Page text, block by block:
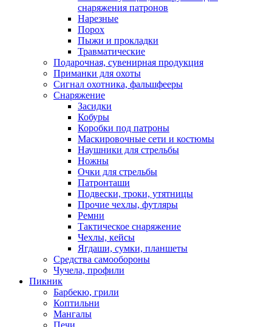
снаряжения патронов
Нарезные
Порох
Пыжи и прокладки
Травматические
Подарочная, сувенирная продукция
Приманки для охоты
Сигнал охотника, фальшфееры
Снаряжение
Засидки
Кобуры
Коробки под патроны
Маскировочные сети и костюмы
Наушники для стрельбы
Ножны
Очки для стрельбы
Патронташи
Подвески, троки, утятницы
Прочие чехлы, футляры
Ремни
Тактическое снаряжение
Чехлы, кейсы
Ягдаши, сумки, планшеты
Средства самообороны
Чучела, профили
Пикник
Барбекю, грили
Коптильни
Мангалы
Печи